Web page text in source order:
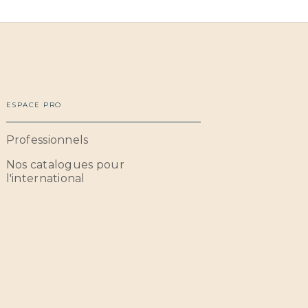
ESPACE PRO
Professionnels
Nos catalogues pour
l'international